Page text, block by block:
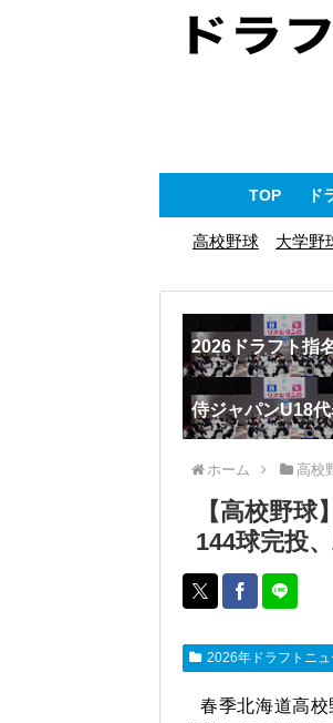
TOP ド
高校野球 大学野
2026ドラフト指
侍ジャパンU18
ホーム 高校
【高校野
144球完投
2026年ドラフトニュ
春季北海道高